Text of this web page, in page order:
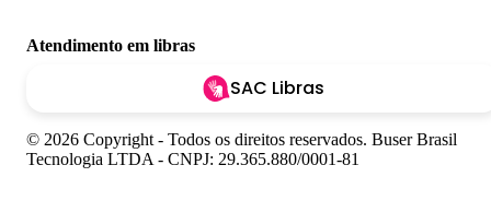
Atendimento em libras
SAC Libras
© 2026 Copyright - Todos os direitos reservados. Buser Brasil
Tecnologia LTDA - CNPJ: 29.365.880/0001-81